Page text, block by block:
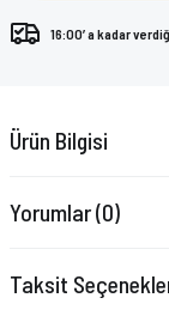
16:00’ a kadar
Ürün Bilgisi
Yorumlar (0)
Taksit